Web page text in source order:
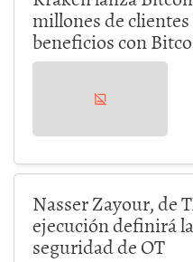
millones de
beneficios con
Nasser Zayour, de
ejecución definirá
seguridad de OT